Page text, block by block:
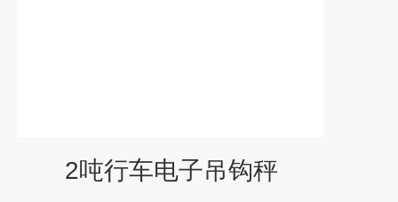
2吨行车电子吊钩秤